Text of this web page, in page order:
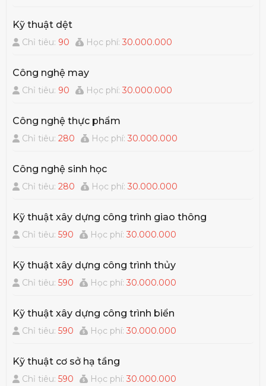
Kỹ thuật dệt
Chỉ tiêu: 90 Học phí:30.000.000
Công nghệ may
Chỉ tiêu: 90 Học phí:30.000.000
Công nghệ thực phẩm
Chỉ tiêu:280 Học phí:30.000.000
Công nghệ sinh học
Chỉ tiêu:280 Học phí:30.000.000
Kỹ thuật xây dựng công trình giao thông
Chỉ tiêu:590 Học phí:30.000.000
Kỹ thuật xây dựng công trình thủy
Chỉ tiêu:590 Học phí:30.000.000
Kỹ thuật xây dựng công trình biển
Chỉ tiêu:590 Học phí:30.000.000
Kỹ thuật cơ sở hạ tầng
Chỉ tiêu:590 Học phí:30.000.000